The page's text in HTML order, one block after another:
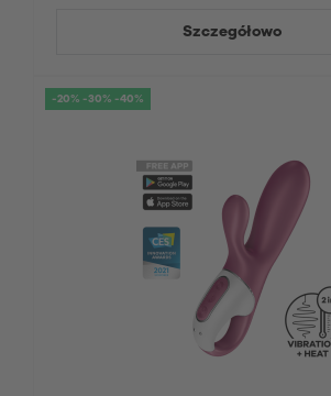
Szczegółowo
-20% -30% -40%